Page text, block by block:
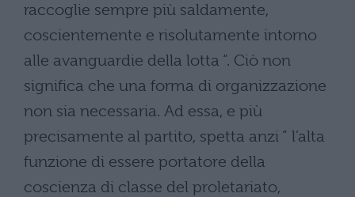
raccoglie sempre più saldamente,
coscientemente e risolutamente intorno
alle avanguardie della lotta “. Ciò non
significa che una forma di organizzazione
non sia necessaria. Ad essa, e più
precisamente al partito, spetta anzi ” l’alta
funzione di essere portatore della
coscienza di classe del proletariato,